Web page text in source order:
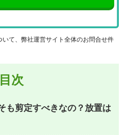
て、弊社運営サイト全体のお問合せ件
目次
も剪定すべきなの？放置は